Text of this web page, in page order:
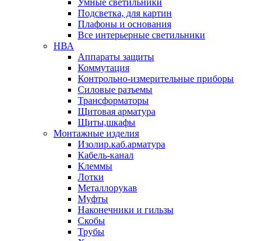
Умные светильники
Подсветка, для картин
Плафоны и основания
Все интерьерные светильники
НВА
Аппараты защиты
Коммутация
Контрольно-измерительные приборы
Силовые разъемы
Трансформаторы
Щитовая арматура
Щиты,шкафы
Монтажные изделия
Изолир.каб.арматура
Кабель-канал
Клеммы
Лотки
Металлорукав
Муфты
Наконечники и гильзы
Скобы
Трубы